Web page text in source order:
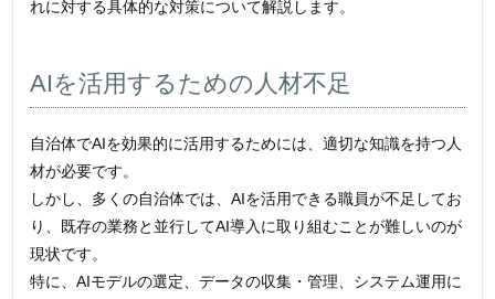
れに対する具体的な対策について解説します。
AIを活用するための人材不足
自治体でAIを効果的に活用するためには、適切な知識を持つ人
材が必要です。
しかし、多くの自治体では、AIを活用できる職員が不足してお
り、既存の業務と並行してAI導入に取り組むことが難しいのが
現状です。
特に、AIモデルの選定、データの収集・管理、システム運用に